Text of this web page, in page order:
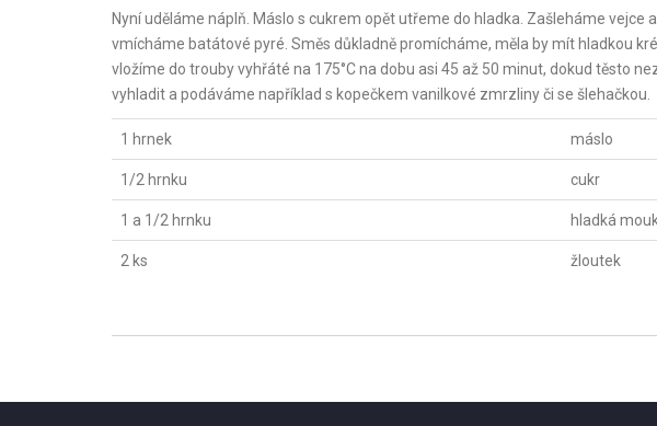
Nyní uděláme náplň. Máslo s cukrem opět utřeme do hladka. Zašleháme vejce
vmícháme batátové pyré. Směs důkladně promícháme, měla by mít hladkou
vložíme do trouby vyhřáté na 175°C na dobu asi 45 až 50 minut, dokud těsto
vyhladit a podáváme například s kopečkem vanilkové zmrzliny či se šlehačkou.
1 hrnek máslo
1/2 hrnku cukr
1 a 1/2 hrnku hladká
2 ks žloutek